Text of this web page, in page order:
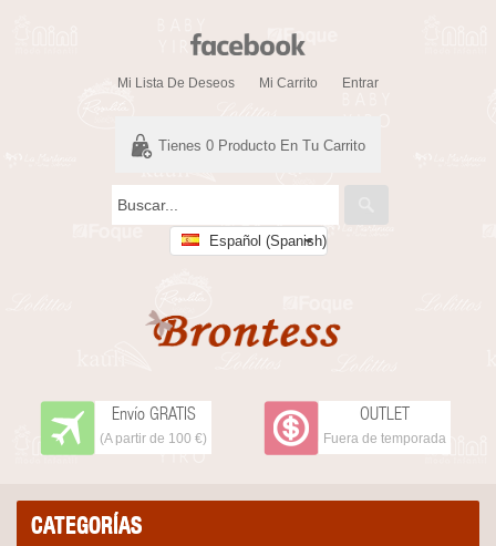
Mi Lista De Deseos Mi Carrito Entrar
Tienes 0 Producto En Tu Carrito
Español (Spanish)
Envío GRATIS
(A partir de 100 €)
OUTLET
Fuera de temporada
CATEGORÍAS